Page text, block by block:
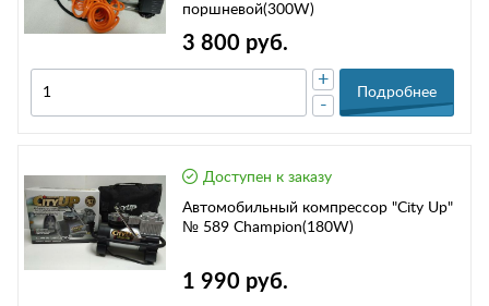
поршневой(300W)
3 800 руб.
-
+
Подробнее
Доступен к заказу
Автомобильный компрессор "City Up"
№ 589 Champion(180W)
1 990 руб.